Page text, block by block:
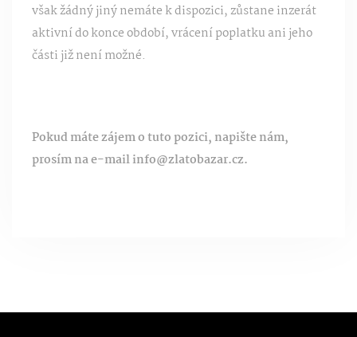
však žádný jiný nemáte k dispozici, zůstane inzerát
aktivní do konce období, vrácení poplatku ani jeho
části již není možné.
Pokud máte zájem o tuto pozici, napište nám,
prosím na e-mail info@zlatobazar.cz.